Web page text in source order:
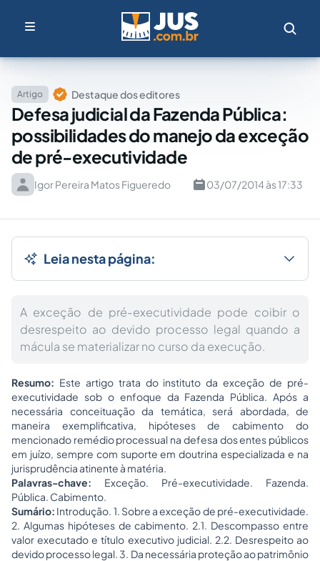
Artigo Destaque dos editores
Defesa judicial da Fazenda Pública:
possibilidades do manejo da exceção
de pré-executividade
Igor Pereira Matos Figueredo 03/07/2014 às 17:33
Leia nesta página:
A exceção de pré-executividade pode coibir o
desrespeito ao devido processo legal quando a
mácula se materializar no curso da execução.
Resumo: Este artigo trata do instituto daexceção de pré-
executividade sob o enfoque da Fazenda Pública. Após a
necessária conceituação da temática, será abordada, de
maneira exemplificativa, hipóteses de cabimento do
mencionado remédio processual na defesa dos entes públicos
em juízo, sempre com suporte em doutrina especializada e na
jurisprudência atinente à matéria.
Palavras-chave: Exceção. Pré-executividade. Fazenda.
Pública. Cabimento.
Sumário: Introdução. 1. Sobre a exceção de pré-executividade.
2. Algumas hipóteses de cabimento. 2.1. Descompasso entre
valor executado e título executivo judicial. 2.2. Desrespeito ao
devido processo legal. 3. Da necessária proteção ao patrimônio